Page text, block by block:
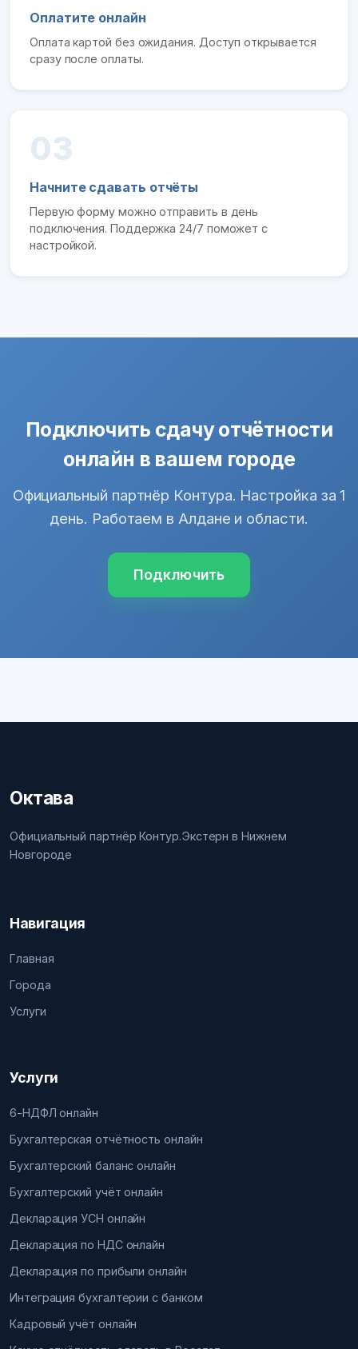
Оплатите онлайн
Оплата картой без ожидания. Доступ открывается
сразу после оплаты.
03
Начните сдавать отчёты
Первую форму можно отправить в день
подключения. Поддержка 24/7 поможет с
настройкой.
Подключить сдачу отчётности
онлайн в вашем городе
Официальный партнёр Контура. Настройка за 1
день. Работаем в Алдане и области.
Подключить
Октава
Официальный партнёр Контур.Экстерн в Нижнем
Новгороде
Навигация
Главная
Города
Услуги
Услуги
6-НДФЛ онлайн
Бухгалтерская отчётность онлайн
Бухгалтерский баланс онлайн
Бухгалтерский учёт онлайн
Декларация УСН онлайн
Декларация по НДС онлайн
Декларация по прибыли онлайн
Интеграция бухгалтерии с банком
Кадровый учёт онлайн